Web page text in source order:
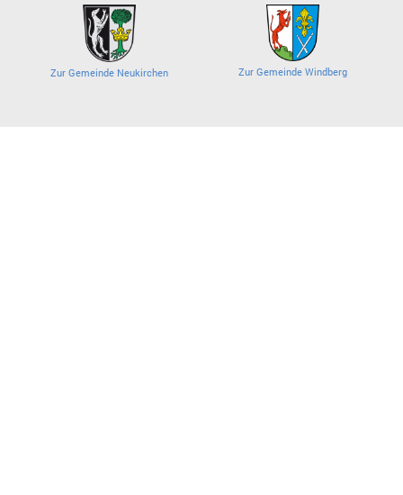
Zur Gemeinde Neukirchen Zur Gemeinde Windberg